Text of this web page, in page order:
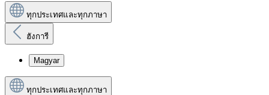
ทุกประเทศและทุกภาษา
ฮังการี
Magyar
ทุกประเทศและทุกภาษา